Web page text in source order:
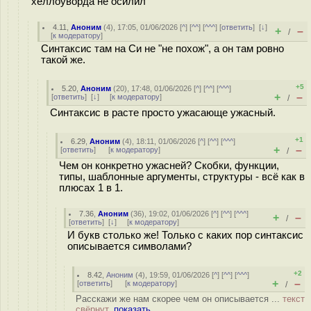
4.11 ,Аноним (4), 17:05, 01/06/2026 [^] [^^] [^^^] [ответить][↓]
[к модератору] + / –
Синтаксис там на Си не "не похож", а он там ровно
такой же.
5.20 ,Аноним (20), 17:48, 01/06/2026 [^] [^^] [^^^]
[ответить] [↓] [к модератору]
+5
+ / –
Синтаксис в расте просто ужасающе ужасный.
6.29 ,Аноним (4), 18:11, 01/06/2026 [^] [^^] [^^^]
[ответить] [к модератору]
+1
+ / –
Чем он конкретно ужасней? Скобки, функции,
типы, шаблонные аргументы, структуры - всё как в
плюсах 1 в 1.
7.36 ,Аноним (36), 19:02, 01/06/2026 [^] [^^] [^^^]
[ответить] [↓] [к модератору] + / –
И букв столько же! Только с каких пор синтаксис
описывается символами?
8.42 ,Аноним (4), 19:59, 01/06/2026 [^] [^^] [^^^]
[ответить] [к модератору]
+2
+ / –
Расскажи же нам скорее чем он описывается ... текст